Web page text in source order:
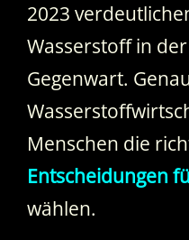
2023
Wasserstoff in
Gegenwart.
Menschen die
Entscheidungen
wählen.